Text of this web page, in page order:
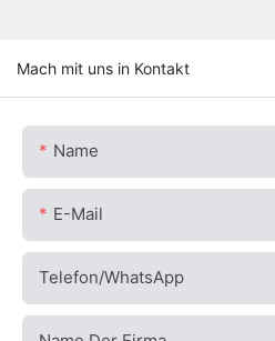
Mach mit uns in Kontakt
Name
E-Mail
Telefon/WhatsApp